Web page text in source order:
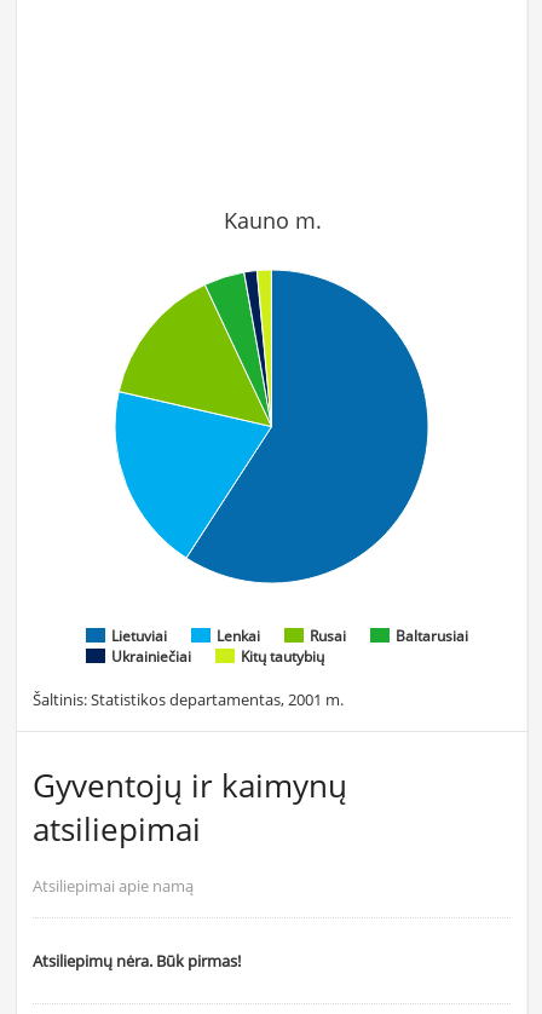
Kauno m.
Lietuviai Lenkai Rusai
Baltarusiai
Ukrainiečiai
Kitų tautybių
Šaltinis: Statistikos departamentas, 2001 m.
Gyventojų ir kaimynų
atsiliepimai
Atsiliepimai apie namą
Atsiliepimų nėra. Būk pirmas!